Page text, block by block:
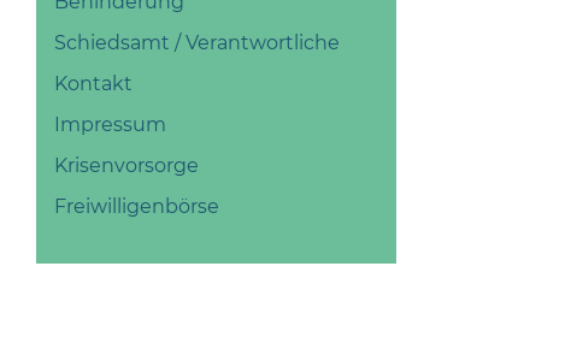
Schiedsamt / Verantwortliche
Kontakt
Impressum
Krisenvorsorge
Freiwilligenbörse